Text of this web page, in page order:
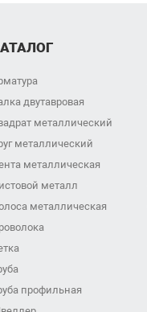
двутавровая
металлический
металлический
металлическая
металл
металлическая
профильная